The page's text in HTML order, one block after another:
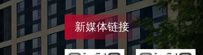
新媒体链接